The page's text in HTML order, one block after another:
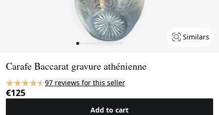
Similars
Carafe Baccarat gravure athénienne
97 reviews for this seller
€125
Add to cart